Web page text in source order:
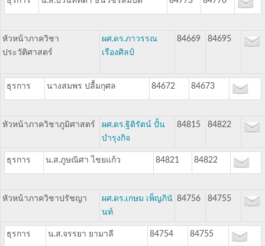
หัวหน้าภาควิชา
ประวัติศาสตร์
ผศ.ดร.ภาวรรณ
เรืองศิลป์
84669 84695
ธุรการ นางสมพร ปลื้มกุศล 84672 84673
หัวหน้าภาควิชาภูมิศาสตร์
ผศ.ดร.ฐิติรัตน์ ปั้น
บำรุงกิจ
84815 84822
ธุรการ น.ส.ภูษณิศา ไชยแก้ว 84821 84822
หัวหน้าภาควิชาปรัชญา
ผศ.ดร.เกษม เพ็ญภินั
นท์
84756 84755
ธุรการ น.ส.จรรยา ยามาลี 84754 84755